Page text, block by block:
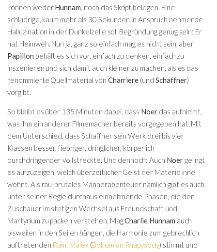
können wederHunnam, noch das Skript belegen. Eine
schludrige, kaum mehr als 30 Sekunden in Anspruch nehmende
Halluzination in der Dunkelzelle soll Begründung genug sein: Er
hat Heimweh. Nun ja, ganz so einfach mag es nicht sein, aber
Papillon behält es sich vor, einfach zu denken, einfach zu
inszenieren und sich damit auch kleiner zu machen, als es das
renommierte Quellmaterial von Charriere (und Schaffner)
vorgibt.
So bleibt es über 135 Minuten dabei, dass Noer das aufnimmt,
was ihm ein anderer Filmemacher bereits vorgegeben hat. Mit
dem Unterschied, dass Schaffner sein Werk drei bis vier
Klassen besser, fiebriger, dringlicher, körperlich
durchdringender vollstreckte. Und dennoch: Auch Noergelingt
es aufzuzeigen, welch überzeitlicher Geist der Materie inne
wohnt. Als rau-brutales Männerabenteuer nämlich gibt es auch
unter seiner Regie durchaus einnehmende Phasen, die den
Zuschauer im stetigen Wechsel aus Freundschaft und
Martyrium zu packen verstehen. MagCharlie Hunnam auch
bisweilen in den Seilen hängen, die Harmonie zum gebrechlich
auftretenden Rami Malek(Bohemian Rhapysody) stimmt und